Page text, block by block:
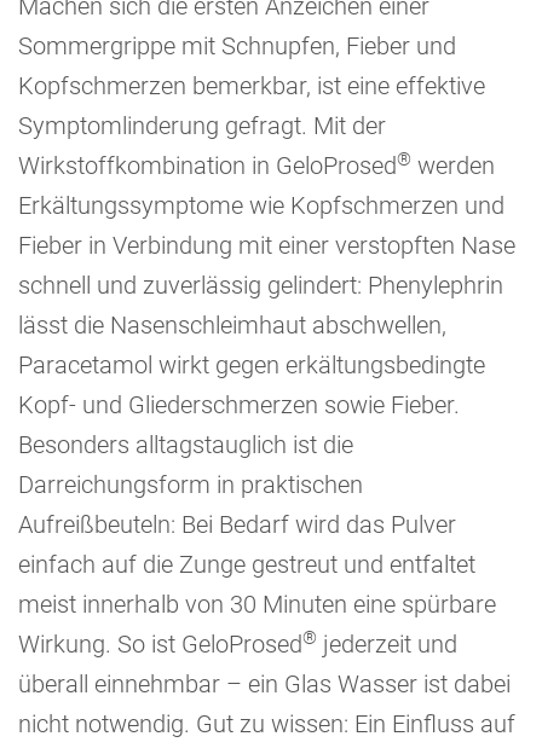
Machen sich die ersten Anzeichen einer
Sommergrippe mit Schnupfen, Fieber und
Kopfschmerzen bemerkbar, ist eine effektive
Symptomlinderung gefragt. Mit der
Wirkstoffkombination in GeloProsed® werden
Erkältungssymptome wie Kopfschmerzen und
Fieber in Verbindung mit einer verstopften Nase
schnell und zuverlässig gelindert: Phenylephrin
lässt die Nasenschleimhaut abschwellen,
Paracetamol wirkt gegen erkältungsbedingte
Kopf- und Gliederschmerzen sowie Fieber.
Besonders alltagstauglich ist die
Darreichungsform in praktischen
Aufreißbeuteln: Bei Bedarf wird das Pulver
einfach auf die Zunge gestreut und entfaltet
meist innerhalb von 30 Minuten eine spürbare
Wirkung. So ist GeloProsed® jederzeit und
überall einnehmbar – ein Glas Wasser ist dabei
nicht notwendig. Gut zu wissen: Ein Einfluss auf